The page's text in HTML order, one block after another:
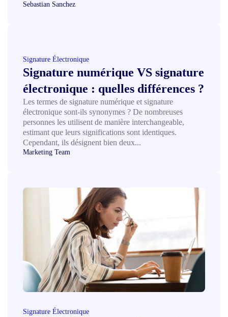
Sebastian Sanchez
Signature Électronique
Signature numérique VS signature
électronique : quelles différences ?
Les termes de signature numérique et signature
électronique sont-ils synonymes ? De nombreuses
personnes les utilisent de manière interchangeable,
estimant que leurs significations sont identiques.
Cependant, ils désignent bien deux...
Marketing Team
Signature Électronique